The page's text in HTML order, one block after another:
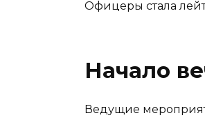
Офицеры стала
Начало
Ведущие